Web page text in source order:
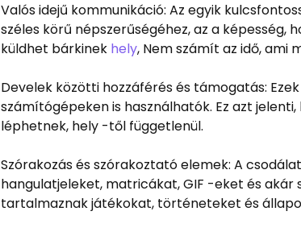
Valós idejű kommunikáció: Az egyik
széles körű népszerűségéhez, az a képesség,
küldhet bárkinek hely, Nem számít az idő, ami
Develek közötti hozzáférés és támogatás:
számítógépeken is használhatók. Ez azt
léphetnek, hely -től függetlenül.
Szórakozás és szórakoztató elemek: A
hangulatjeleket, matricákat, GIF -eket és akár
tartalmaznak játékokat, történeteket és